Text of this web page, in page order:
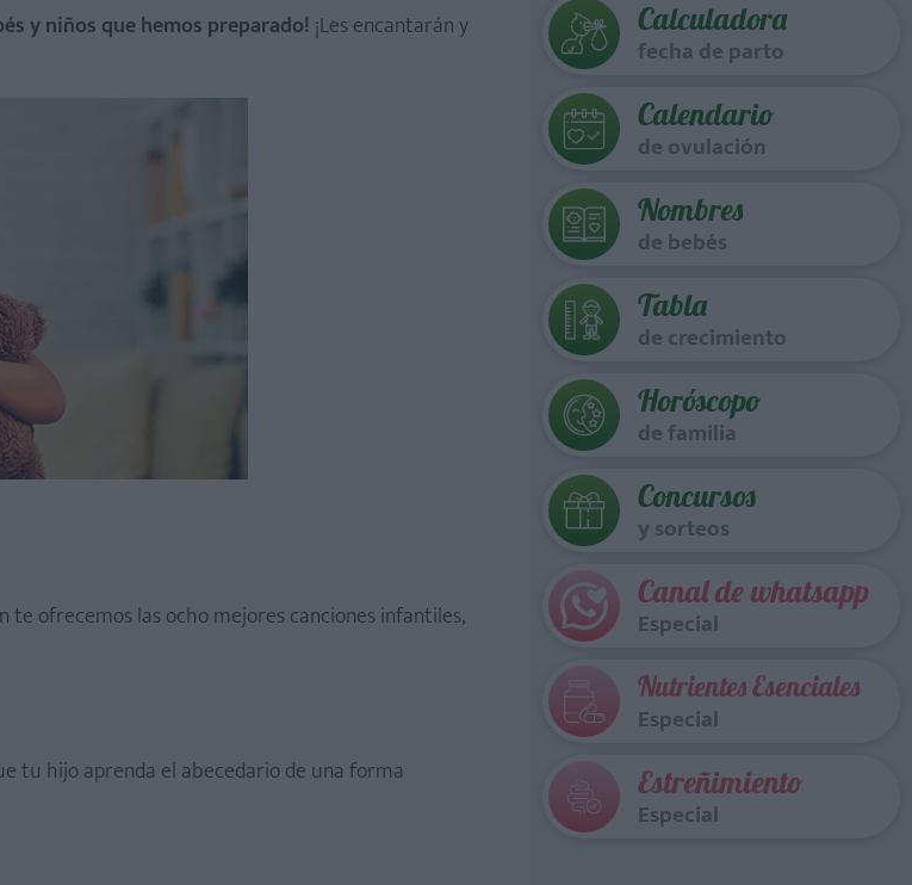
y niños que hemos preparado! ¡Les encantarán y
te ofrecemos las ocho mejores canciones infantiles,
tu hijo aprenda el abecedario de una forma
Calculadora
fecha de parto
Calendario
de ovulación
Nombres
de bebés
Tabla
de crecimiento
Horóscopo
de familia
Concursos
y sorteos
Canal de whatsapp
Especial
Nutrientes Esenciales
Especial
Estreñimiento
Especial